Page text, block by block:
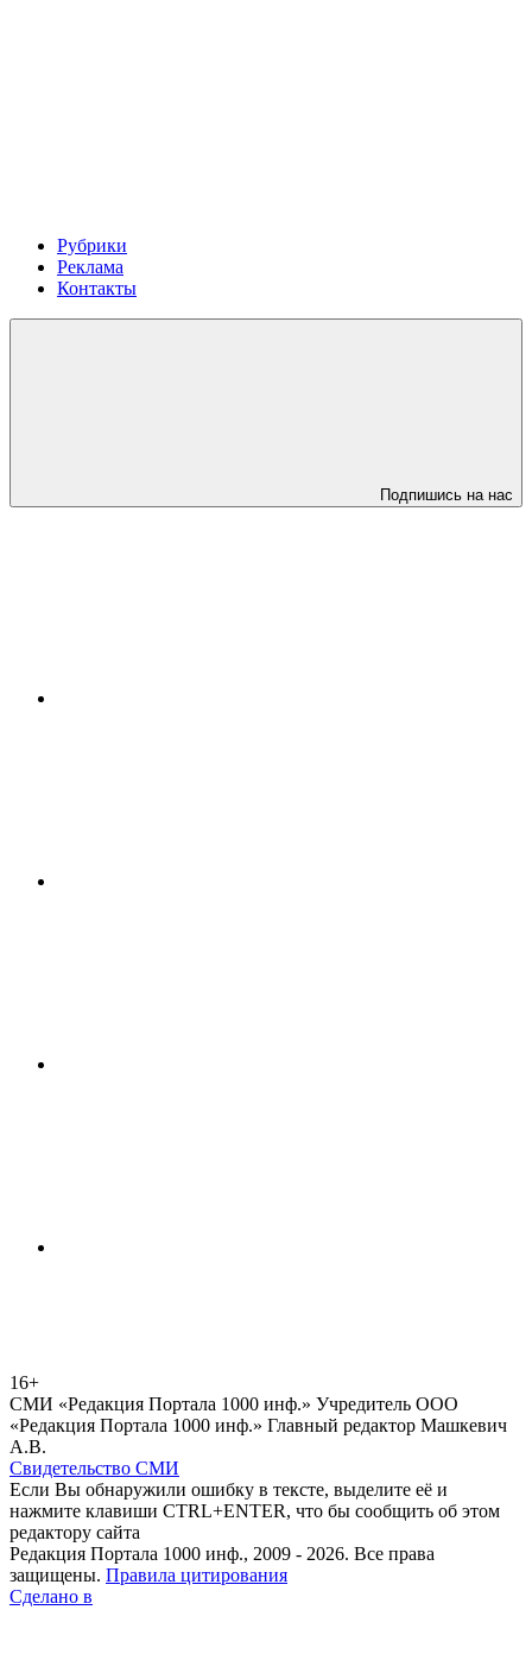
Рубрики
Реклама
Контакты
Подпишись на нас
16+
СМИ «Редакция Портала 1000 инф.» Учредитель ООО
«Редакция Портала 1000 инф.» Главный редактор Машкевич
А.В.
Свидетельство СМИ
Если Вы обнаружили ошибку в тексте, выделите её и
нажмите клавиши CTRL+ENTER, что бы сообщить об этом
редактору сайта
Редакция Портала 1000 инф., 2009 - 2026. Все права
защищены. Правила цитирования
Сделано в